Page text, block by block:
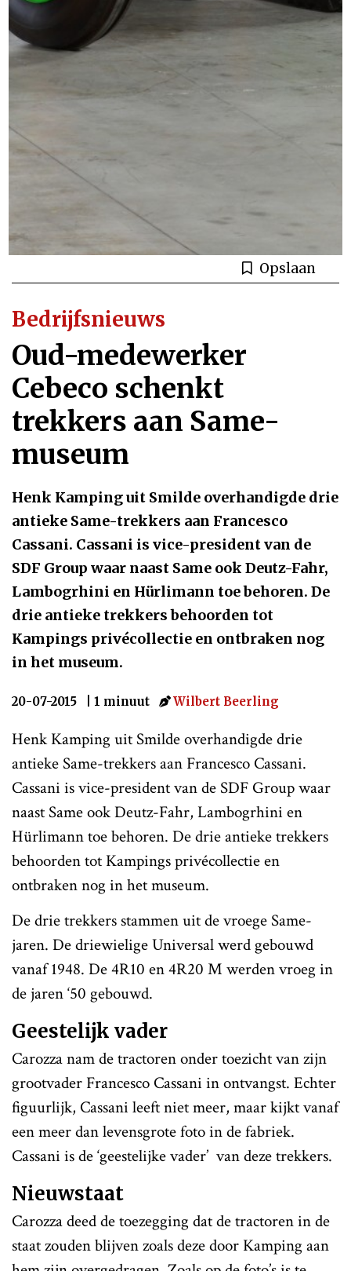
Opslaan
Bedrijfsnieuws
Oud-medewerker
Cebeco schenkt
trekkers aan Same-
museum
Henk Kamping uit Smilde overhandigde drie
antieke Same-trekkers aan Francesco
Cassani. Cassani is vice-president van de
SDF Group waar naast Same ook Deutz-Fahr,
Lambogrhini en Hürlimann toe behoren. De
drie antieke trekkers behoorden tot
Kampings privécollectie en ontbraken nog
in het museum.
20-07-2015 | 1 minuut Wilbert Beerling
Henk Kamping uit Smilde overhandigde drie
antieke Same-trekkers aan Francesco Cassani.
Cassani is vice-president van de SDF Group waar
naast Same ook Deutz-Fahr, Lambogrhini en
Hürlimann toe behoren. De drie antieke trekkers
behoorden tot Kampings privécollectie en
ontbraken nog in het museum.
De drie trekkers stammen uit de vroege Same-
jaren. De driewielige Universal werd gebouwd
vanaf 1948. De 4R10 en 4R20 M werden vroeg in
de jaren ‘50 gebouwd.
Geestelijk vader
Carozza nam de tractoren onder toezicht van zijn
grootvader Francesco Cassani in ontvangst. Echter
figuurlijk, Cassani leeft niet meer, maar kijkt vanaf
een meer dan levensgrote foto in de fabriek.
Cassani is de ‘geestelijke vader’ van deze trekkers.
Nieuwstaat
Carozza deed de toezegging dat de tractoren in de
staat zouden blijven zoals deze door Kamping aan